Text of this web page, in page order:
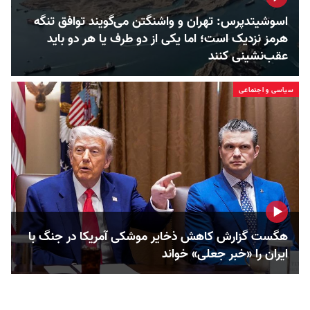
اسوشیتدپرس: تهران و واشنگتن می‌گویند توافق تنگه
هرمز نزدیک است؛ اما یکی از دو طرف یا هر دو باید
عقب‌نشینی کنند
سیاسی و اجتماعی
هگست گزارش کاهش ذخایر موشکی آمریکا در جنگ با
ایران را «خبر جعلی» خواند